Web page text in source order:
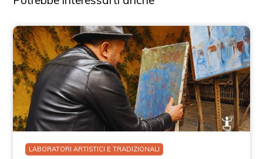
LABORATORI ARTISTICI E TRADIZIONALI